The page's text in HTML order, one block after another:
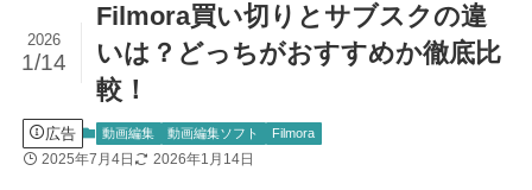
Filmora買い切りとサブスクの違
いは？どっちがおすすめか徹底比
較！
2026
1/14
広告 動画編集 動画編集ソフト Filmora
2025年7月4日 2026年1月14日